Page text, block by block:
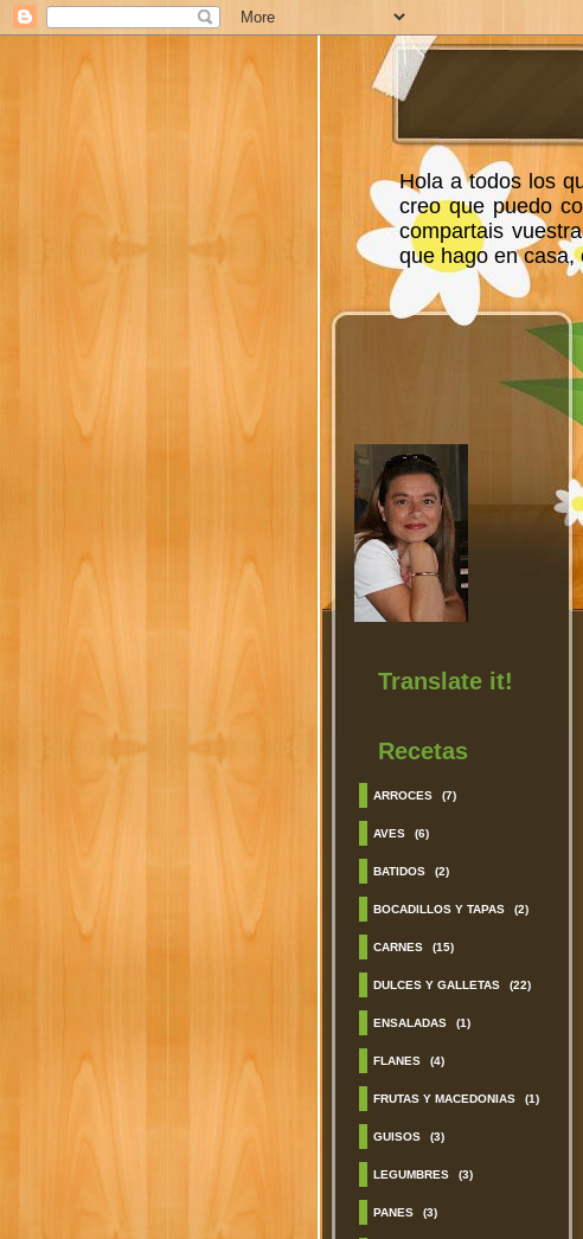
Hola a todos los
creo que puedo
compartais
que hago en
Translate it!
Recetas
ARROCES (7)
AVES (6)
BATIDOS (2)
BOCADILLOS Y TAPAS (2)
CARNES (15)
DULCES Y GALLETAS (22)
ENSALADAS (1)
FLANES (4)
FRUTAS Y MACEDONIAS (1)
GUISOS (3)
LEGUMBRES (3)
PANES (3)